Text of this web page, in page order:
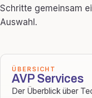
Schritte gemeinsam
Auswahl.
ÜBERSICHT
AVP Services
Der Überblick über